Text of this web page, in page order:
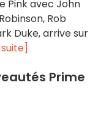
Pink avec John
Rob
Duke, arrive sur
Prime